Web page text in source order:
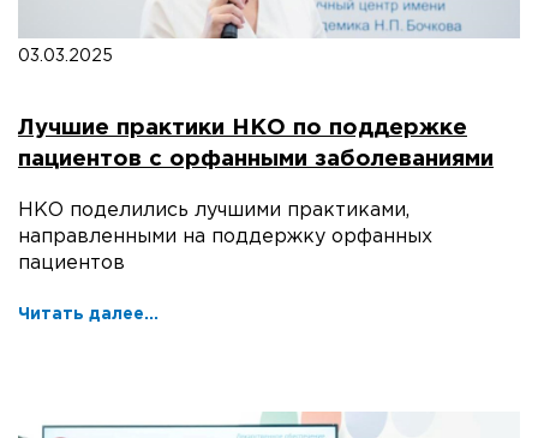
03.03.2025
Лучшие практики НКО по поддержке
пациентов с орфанными заболеваниями
НКО поделились лучшими практиками,
направленными на поддержку орфанных
пациентов
Читать далее...